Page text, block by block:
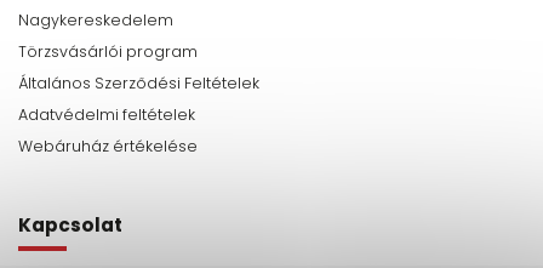
Nagykereskedelem
Törzsvásárlói program
Általános Szerződési Feltételek
Adatvédelmi feltételek
Webáruház értékelése
Kapcsolat